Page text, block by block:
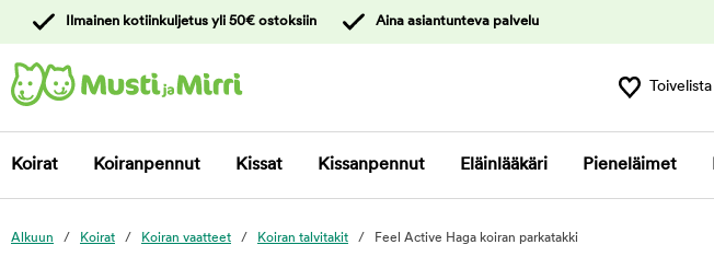
asiakaspalveluun
Ilmainen kotiinkuljetus yli 50€ ostoksiin Aina asiantunteva palvelu
Toivelista
Koirat Koiranpennut Kissat Kissanpennut Eläinlääkäri Pieneläimet
Alkuun Koirat Koiran vaatteet Koiran talvitakit Feel Active Haga koiran parkatakki